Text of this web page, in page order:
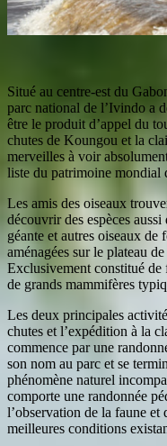
Situé au centre-est du
parc national de l’Ivindo a
être le produit d’appel du
chutes de Koungou et la
merveilles à voir
liste du patrimoine mondial
Les amis des oiseaux
découvrir des espèces
géante et autres oiseaux de
aménagées sur le plateau
Exclusivement constitué de
de grands mammifères
Les deux principales
chutes et l’expédition à la
commence par une
son nom au parc et se
phénomène naturel
comporte une randonnée
l’observation de la faune
meilleures conditions